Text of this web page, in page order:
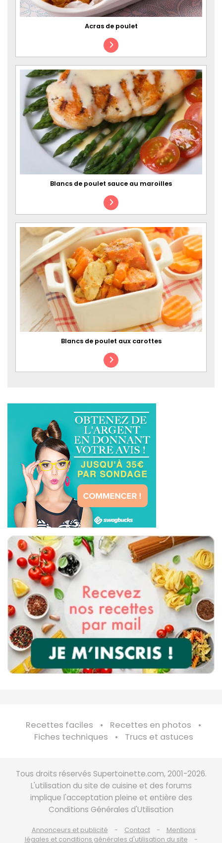
Acras de poulet
Blancs de poulet sauce au maroilles
Blancs de poulet aux carottes
Recettes faciles
Recettes en photos
Fiches techniques
Trucs et astuces
Tous droits réservés Supertoinette.com, 2001-2026.
L'utilisation du site de cuisine et des forums
implique l'acceptation pleine et entière des
Conditions Générales d'Utilisation
Annonceurs et publicité Contact
Mentions
légales et conditions générales d'utilisation du site